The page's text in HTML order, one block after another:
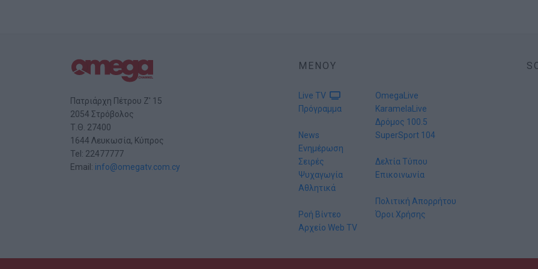
Πατριάρχη Πέτρου Ζ' 15
2054 Στρόβολος
Τ.Θ. 27400
1644 Λευκωσία, Κύπρος
Tel: 22477777
Email: info@omegatv.com.cy
ΜΕΝΟΥ
Live TV
Πρόγραμμα
News
Ενημέρωση
Σειρές
Ψυχαγωγία
Αθλητικά
Ροή Βίντεο
Αρχείο Web TV
OmegaLive
KaramelaLive
Δρόμος 100.5
SuperSport 104
Δελτία Τύπου
Επικοινωνία
Πολιτική Απορρήτου
Όροι Χρήσης